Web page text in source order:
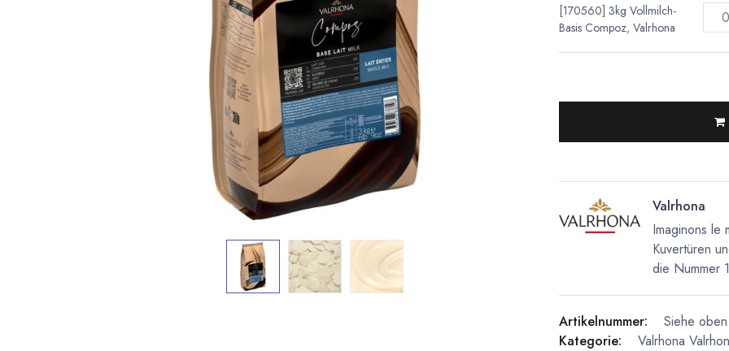
[170560] 3kg Vollmilch-
Basis Compoz, Valrhona
Valrhona
Imaginons le
Kuvertüren
die Nummer
Artikelnummer:
Siehe
Kategorie:
Valrhona